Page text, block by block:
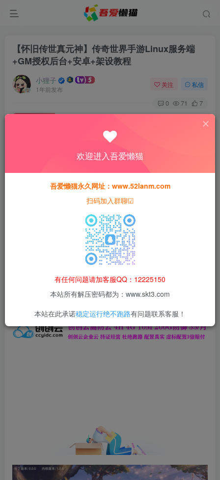
【怀旧传世真元神】传奇世界手游Linux服务端
+GM授权后台+安卓+架设教程
小狸子
1年前发布
关注 私信
0 71 7
此内容为付费资源，请付费后查看
猫粮30
黄金会员猫粮15 钻石会员 免费
本站所有资源均为网络收集整理而来，仅供学习研究使用，请在下
载后24h内删除，谢谢合作！
本站资源仅用于学习交流，禁止商业运营与违法、侵权
果由使用者自行承担。
欢迎进入吾爱懒猫
吾爱懒猫永久网址：www.52lanm.com
扫码加入群聊☑
有任何问题请加客服QQ：12225150
本站所有解压密码都为：www.skt3.com
本站在此承诺稳定运行绝不跑路有问题联系客服！